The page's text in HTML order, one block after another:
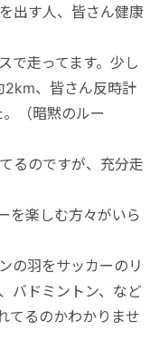
出す人、皆さん健康
で走ってます。少し
2km、皆さん反時計
（暗黙のルー
るのですが、充分走
を楽しむ方々がいら
の羽をサッカーのリ
バドミントン、など
るのかわかりませ